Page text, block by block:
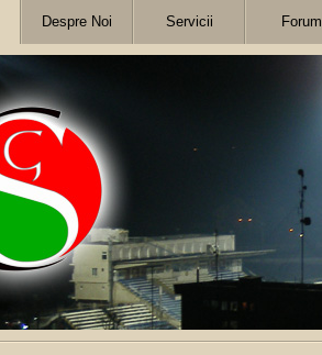
Despre Noi Servicii Forum